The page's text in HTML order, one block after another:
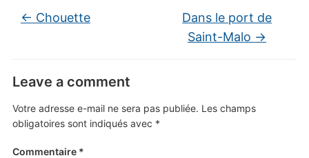
← Chouette
Dans le port de
Saint-Malo →
Leave a comment
Votre adresse e-mail ne sera pas publiée. Les champs
obligatoires sont indiqués avec *
Commentaire *